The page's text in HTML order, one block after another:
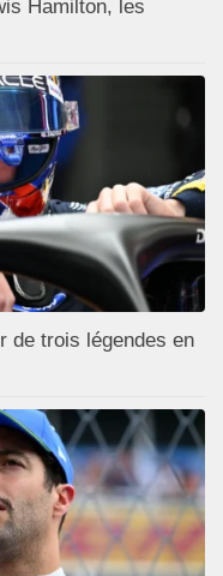
Hamilton, les
de trois légendes en